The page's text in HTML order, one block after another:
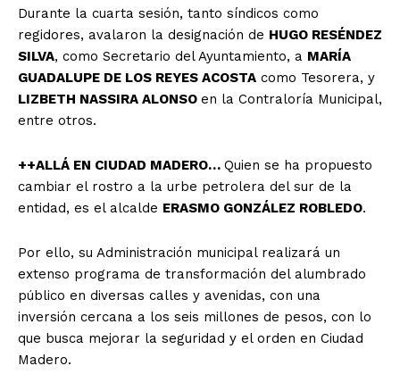
Durante la cuarta sesión, tanto síndicos como
regidores, avalaron la designación de HUGO RESÉNDEZ
SILVA, como Secretario del Ayuntamiento, a MARÍA
GUADALUPE DE LOS REYES ACOSTA como Tesorera, y
LIZBETH NASSIRA ALONSO en la Contraloría Municipal,
entre otros.
++ALLÁ EN CIUDAD MADERO… Quien se ha propuesto
cambiar el rostro a la urbe petrolera del sur de la
entidad, es el alcalde ERASMO GONZÁLEZ ROBLEDO.
Por ello, su Administración municipal realizará un
extenso programa de transformación del alumbrado
público en diversas calles y avenidas, con una
inversión cercana a los seis millones de pesos, con lo
que busca mejorar la seguridad y el orden en Ciudad
Madero.